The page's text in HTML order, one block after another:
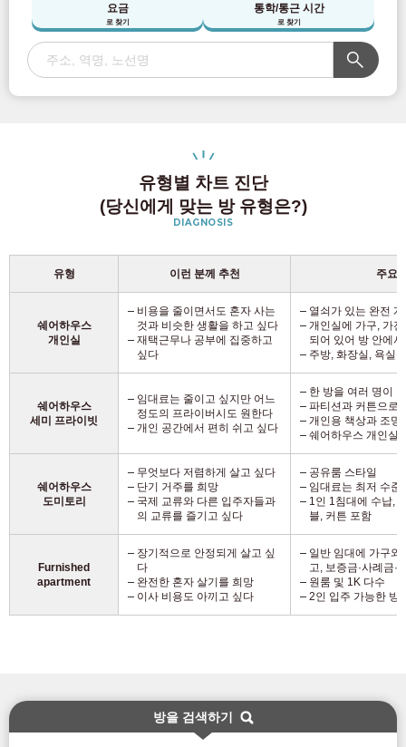
요금
로 찾기
통학/통근 시간
로 찾기
유형별 차트 진단
(당신에게 맞는 방 유형은?)
DIAGNOSIS
유형 이런 분께 추천 주요
쉐어하우스
개인실
비용을 줄이면서도 혼자 사는
것과 비슷한 생활을 하고 싶다
재택근무나 공부에 집중하고
싶다
열쇠가 있는 완전
개인실에 가구, 가
되어 있어 방 안에
주방, 화장실, 욕실
쉐어하우스
세미 프라이빗
임대료는 줄이고 싶지만 어느
정도의 프라이버시도 원한다
개인 공간에서 편히 쉬고 싶다
한 방을 여러 명이
파티션과 커튼으로
개인용 책상과 조명
쉐어하우스 개인실
쉐어하우스
도미토리
무엇보다 저렴하게 살고 싶다
단기 거주를 희망
국제 교류와 다른 입주자들과
의 교류를 즐기고 싶다
공유룸 스타일
임대료는 최저 수준
1인 1침대에 수납,
블, 커튼 포함
Furnished
apartment
장기적으로 안정되게 살고 싶
다
완전한 혼자 살기를 희망
이사 비용도 아끼고 싶다
일반 임대에 가구와
고, 보증금·사례금·
원룸 및 1K 다수
2인 입주 가능한 방
방을 검색하기